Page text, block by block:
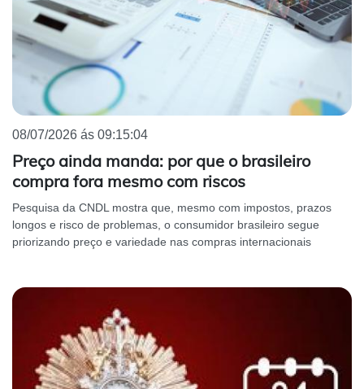
08/07/2026 ás 09:15:04
Preço ainda manda: por que o brasileiro
compra fora mesmo com riscos
Pesquisa da CNDL mostra que, mesmo com impostos, prazos
longos e risco de problemas, o consumidor brasileiro segue
priorizando preço e variedade nas compras internacionais